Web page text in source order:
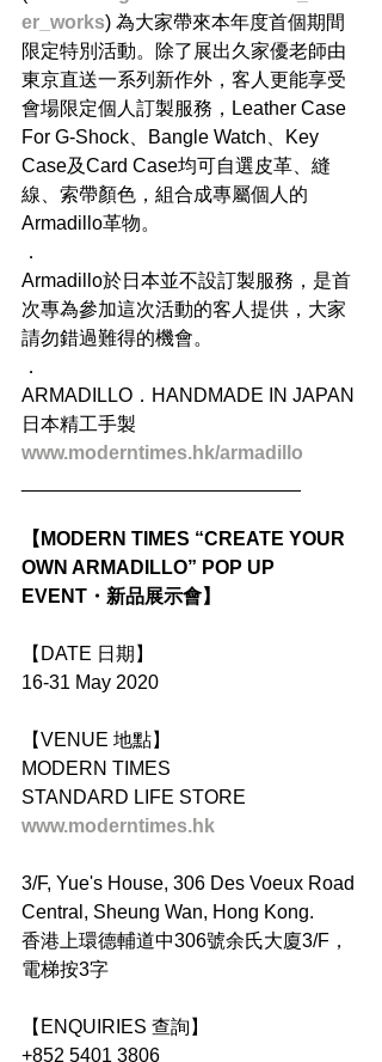
er_works) 為大家帶來本年度首個期間
限定特別活動。除了展出久家優老師由
東京直送一系列新作外，客人更能享受
會場限定個人訂製服務，Leather Case
For G-Shock、Bangle Watch、Key
Case及Card Case均可自選皮革、縫
線、索帶顏色，組合成專屬個人的
Armadillo革物。
．
Armadillo於日本並不設訂製服務，是首
次專為參加這次活動的客人提供，大家
請勿錯過難得的機會。
．
ARMADILLO．HANDMADE IN JAPAN
日本精工手製
www.moderntimes.hk/armadillo
【MODERN TIMES “CREATE YOUR
OWN ARMADILLO” POP UP
EVENT・新品展示會】
【DATE 日期】
16-31 May 2020
【VENUE 地點】
MODERN TIMES
STANDARD LIFE STORE
www.moderntimes.hk
3/F, Yue's House, 306 Des Voeux Road
Central, Sheung Wan, Hong Kong.
香港上環德輔道中306號余氏大廈3/F，
電梯按3字
【ENQUIRIES 查詢】
+852 5401 3806